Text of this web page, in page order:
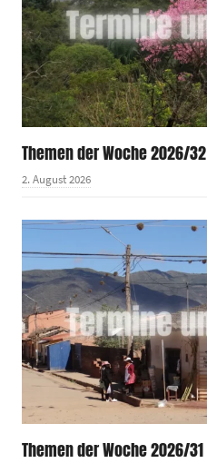
Themen der Woche 2026/32
2. August 2026
Themen der Woche 2026/31